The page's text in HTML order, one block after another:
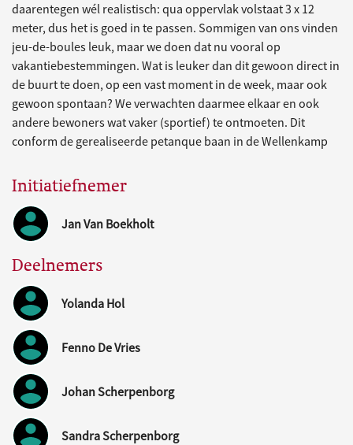
daarentegen wél realistisch: qua oppervlak volstaat 3 x 12
meter, dus het is goed in te passen. Sommigen van ons vinden
jeu-de-boules leuk, maar we doen dat nu vooral op
vakantiebestemmingen. Wat is leuker dan dit gewoon direct in
de buurt te doen, op een vast moment in de week, maar ook
gewoon spontaan? We verwachten daarmee elkaar en ook
andere bewoners wat vaker (sportief) te ontmoeten. Dit
conform de gerealiseerde petanque baan in de Wellenkamp
Initiatiefnemer
Jan Van Boekholt
Deelnemers
Yolanda Hol
Fenno De Vries
Johan Scherpenborg
Sandra Scherpenborg